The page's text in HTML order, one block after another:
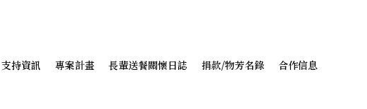
支持資訊 專案計畫 長輩送餐關懷日誌 捐款/物芳名錄 合作信息